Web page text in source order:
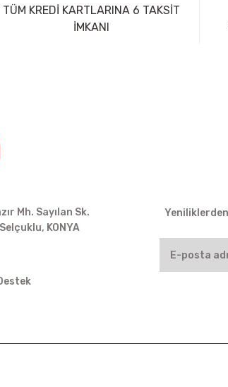
TÜM KREDİ KARTLARINA 6 TAKSİT
İMKANI
Mh. Sayılan Sk.
KONYA